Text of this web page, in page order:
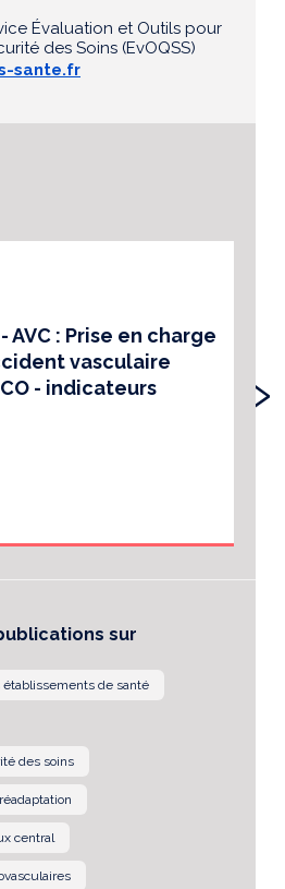
Évaluation et Outils pour
des Soins (EvOQSS)
sante.fr
AVC : Prise en charge
vasculaire
- indicateurs
›
sur
établissements de santé
des soins
central